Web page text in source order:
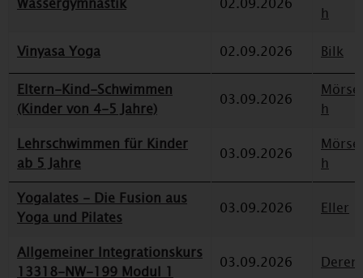
h
Vinyasa Yoga
02.09.2026
Bilk
Eltern-Kind-Schwimmen
(Kinder von 4-5 Jahre)
03.09.2026
h
Lehrschwimmen für Kinder
ab 5 Jahre
03.09.2026
h
Yogalates - Die Fusion aus
Yoga und Pilates
03.09.2026 Eller
Allgemeiner Integrationskurs
13318-NW-199 Modul 1
03.09.2026